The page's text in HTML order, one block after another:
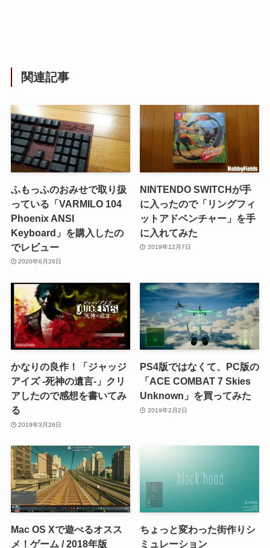
関連記事
ふもっふのおみせで取り扱
っている「VARMILO 104
Phoenix ANSI
Keyboard」を購入したの
でレビュー
2020年6月26日
NINTENDO SWITCHが手
に入ったので「リングフィ
ットアドベンチャー」を手
に入れてみた
2019年12月7日
かなりの良作！「ジャッジ
アイズ -死神の遺言-」クリ
アしたので感想を書いてみ
る
2019年3月26日
PS4版ではなくて、PC版の
「ACE COMBAT 7 Skies
Unknown」を買ってみた
2019年2月2日
Mac OS Xで遊べるオスス
メ！ゲーム / 2018年版
ちょっと変わった街作りシ
ミュレーション